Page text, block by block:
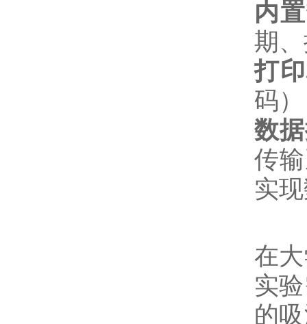
内
期
打
码
数
传
实
在
实
的